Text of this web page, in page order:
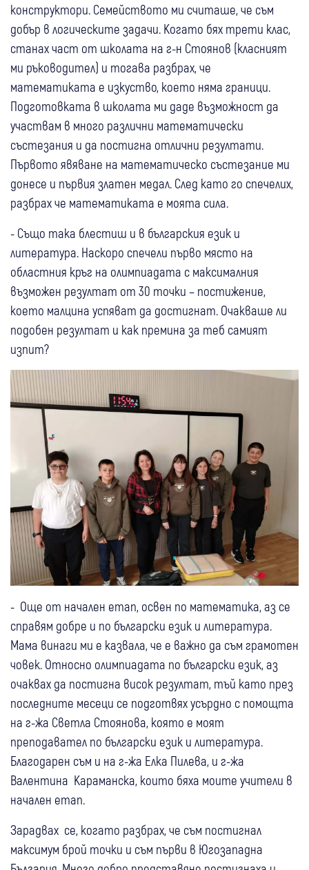
конструктори. Семейството ми считаше, че съм
добър в логическите задачи. Когато бях трети клас,
станах част от школата на г-н Стоянов (класният
ми ръководител) и тогава разбрах, че
математиката е изкуство, което няма граници.
Подготовката в школата ми даде възможност да
участвам в много различни математически
състезания и да постигна отлични резултати.
Първото явяване на математическо състезание ми
донесе и първия златен медал. След като го спечелих,
разбрах че математиката е моята сила.
- Също така блестиш и в българския език и
литература. Наскоро спечели първо място на
областния кръг на олимпиадата с максималния
възможен резултат от 30 точки – постижение,
което малцина успяват да достигнат. Очакваше ли
подобен резултат и как премина за теб самият
изпит?
- Още от начален етап, освен по математика, аз се
справям добре и по български език и литература.
Мама винаги ми е казвала, че е важно да съм грамотен
човек. Относно олимпиадата по български език, аз
очаквах да постигна висок резултат, тъй като през
последните месеци се подготвях усърдно с помощта
на г-жа Светла Стоянова, която е моят
преподавател по български език и литература.
Благодарен съм и на г-жа Елка Пилева, и г-жа
Валентина Караманска, които бяха моите учители в
начален етап.
Зарадвах се, когато разбрах, че съм постигнал
максимум брой точки и съм първи в Югозападна